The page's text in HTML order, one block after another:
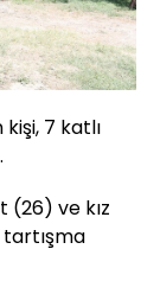
kişi, 7 katlı
(26) ve kız